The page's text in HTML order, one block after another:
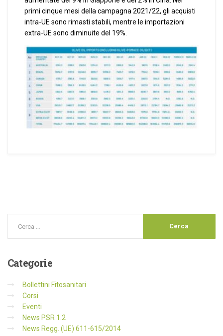
primi cinque mesi della campagna 2021/22, gli acquisti
intra-UE sono rimasti stabili, mentre le importazioni
extra-UE sono diminuite del 19%.
Categorie
Bollettini Fitosanitari
Corsi
Eventi
News PSR 1.2
News Regg. (UE) 611-615/2014